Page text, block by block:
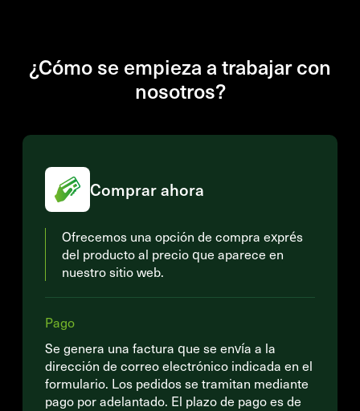
¿Cómo se empieza a trabajar con
nosotros?
Comprar ahora
Ofrecemos una opción de compra exprés
del producto al precio que aparece en
nuestro sitio web.
Pago
Se genera una factura que se envía a la
dirección de correo electrónico indicada en el
formulario. Los pedidos se tramitan mediante
pago por adelantado. El plazo de pago es de